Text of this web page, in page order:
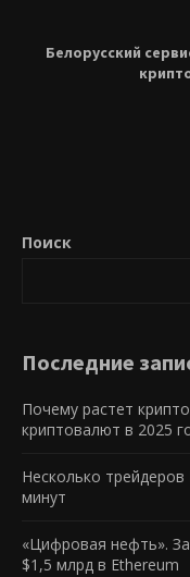
Белорусский
Поиск
Последние
Почему растет
криптовалют в 2025
Несколько
минут
«Цифровая нефть».
$1,5 млрд в Ethereum